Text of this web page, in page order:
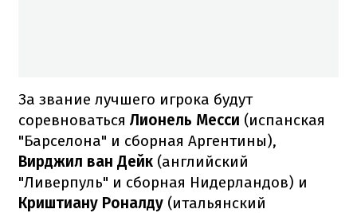
За звание лучшего игрока будут
соревноваться Лионель Месси (испанская
"Барселона" и сборная Аргентины),
Вирджил ван Дейк (английский
"Ливерпуль" и сборная Нидерландов) и
Криштиану Роналду (итальянский